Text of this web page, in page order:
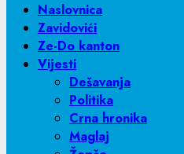
Naslovnica
Zavidovići
Ze-Do kanton
Vijesti
Dešavanja
Politika
Crna hronika
Maglaj